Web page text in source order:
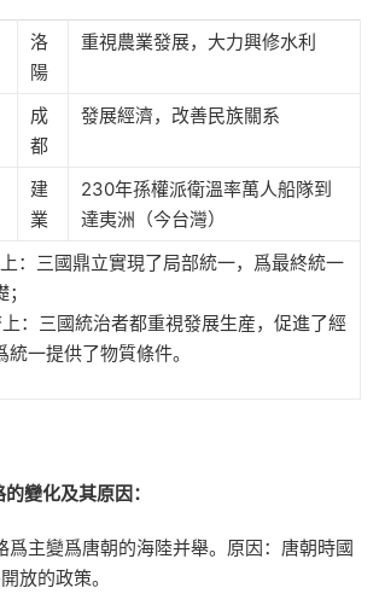
洛
陽
重視農業發展，大力興修水利
成
都
發展經濟，改善民族關系
建
業
230年孫權派衛溫率萬人船隊到
達夷洲（今台灣）
上：三國鼎立實現了局部統一，爲最終統一
上：三國統治者都重視發展生産，促進了經
統一提供了物質條件。
變化及其原因：
爲主變爲唐朝的海陸并舉。原因：唐朝時國
放的政策。